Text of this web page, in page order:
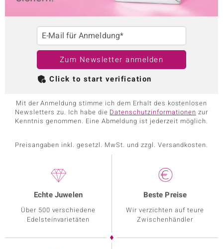
E-Mail für Anmeldung*
Zum Newsletter anmelden
Click to start verification
Mit der Anmeldung stimme ich dem Erhalt des kostenlosen
Newsletters zu. Ich habe die Datenschutzinformationen zur
Kenntnis genommen. Eine Abmeldung ist jederzeit möglich.
Preisangaben inkl. gesetzl. MwSt. und zzgl. Versandkosten.
Echte Juwelen
Über 500 verschiedene
Edelsteinvarietäten
Beste Preise
Wir verzichten auf teure
Zwischenhändler